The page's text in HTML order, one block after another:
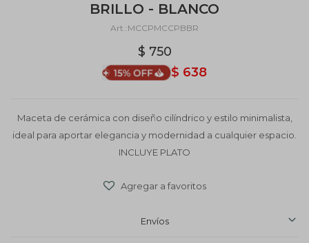
BRILLO - BLANCO
MCCPMCCPBBR
$ 750
$ 638
Maceta de cerámica con diseño cilíndrico y estilo minimalista,
ideal para aportar elegancia y modernidad a cualquier espacio.
INCLUYE PLATO
Envíos